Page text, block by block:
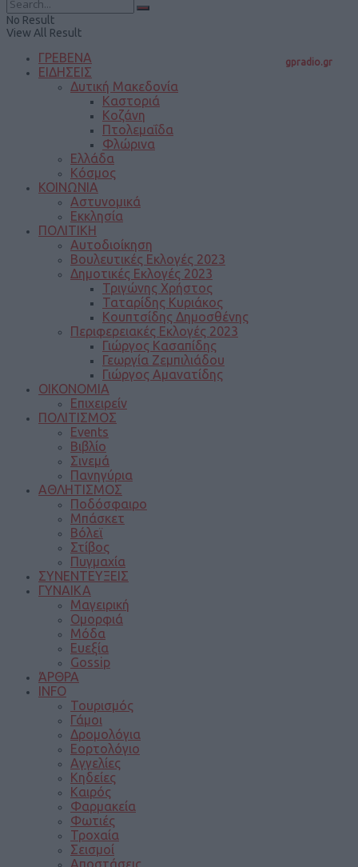
gpradio.gr
No Result
View All Result
ΓΡΕΒΕΝΑ
ΕΙΔΗΣΕΙΣ
Δυτική Μακεδονία
Καστοριά
Κοζάνη
Πτολεμαΐδα
Φλώρινα
Ελλάδα
Κόσμος
ΚΟΙΝΩΝΙΑ
Αστυνομικά
Εκκλησία
ΠΟΛΙΤΙΚΗ
Αυτοδιοίκηση
Βουλευτικές Εκλογές 2023
Δημοτικές Εκλογές 2023
Τριγώνης Χρήστος
Ταταρίδης Κυριάκος
Κουπτσίδης Δημοσθένης
Περιφερειακές Εκλογές 2023
Γιώργος Κασαπίδης
Γεωργία Ζεμπιλιάδου
Γιώργος Αμανατίδης
ΟΙΚΟΝΟΜΙΑ
Επιχειρείν
ΠΟΛΙΤΙΣΜΟΣ
Events
Βιβλίο
Σινεμά
Πανηγύρια
ΑΘΛΗΤΙΣΜΟΣ
Ποδόσφαιρο
Μπάσκετ
Βόλεϊ
Στίβος
Πυγμαχία
ΣΥΝΕΝΤΕΥΞΕΙΣ
ΓΥΝΑΙΚΑ
Μαγειρική
Ομορφιά
Μόδα
Ευεξία
Gossip
ΆΡΘΡΑ
INFO
Τουρισμός
Γάμοι
Δρομολόγια
Εορτολόγιο
Αγγελίες
Κηδείες
Καιρός
Φαρμακεία
Φωτιές
Τροχαία
Σεισμοί
Αποστάσεις